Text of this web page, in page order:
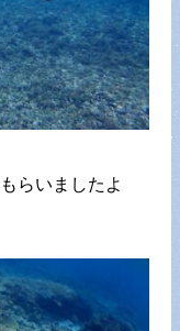
らいましたよ